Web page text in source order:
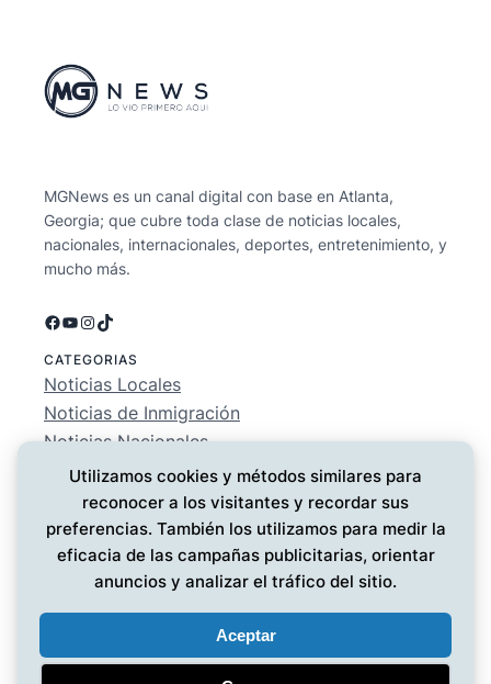
MGNews es un canal digital con base en Atlanta,
Georgia; que cubre toda clase de noticias locales,
nacionales, internacionales, deportes, entretenimiento, y
mucho más.
Facebook
YouTube
Instagram
TikTok
CATEGORIAS
Noticias Locales
Noticias de Inmigración
Noticias Nacionales
Deportes
Entretenimiento
EMPRESA
Conócenos
Política de Privacidad
Utilizamos cookies y métodos similares para
reconocer a los visitantes y recordar sus
preferencias. También los utilizamos para medir la
eficacia de las campañas publicitarias, orientar
anuncios y analizar el tráfico del sitio.
Aceptar